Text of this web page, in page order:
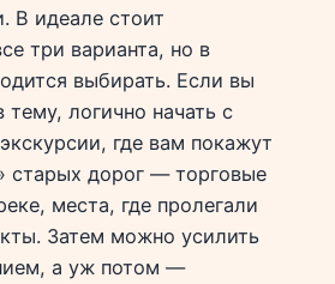
В идеале стоит
три варианта, но в
выбирать. Если вы
тему, логично начать с
где вам покажут
старых дорог — торговые
места, где пролегали
Затем можно усилить
а уж потом —